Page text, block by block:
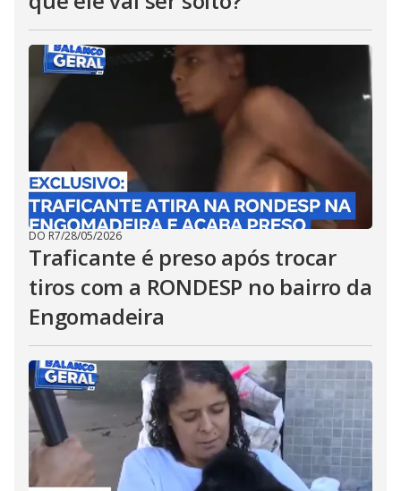
DO R7/28/05/2026
Traficante é preso após trocar
tiros com a RONDESP no bairro da
Engomadeira